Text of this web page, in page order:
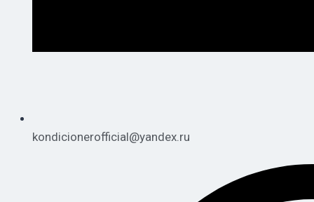
kondicionerofficial@yandex.ru